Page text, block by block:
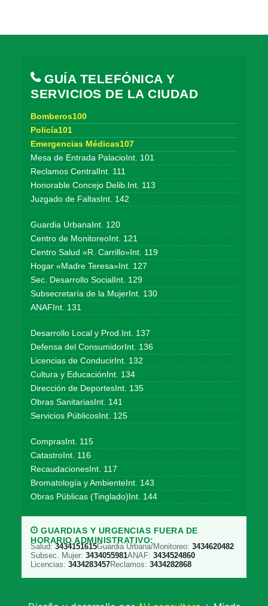
GUÍA TELEFÓNICA Y
SERVICIOS DE LA CIUDAD
Bomberos100
Policía101
Emergencias Médicas107
Mesa de Entrada PalacioInt. 101
Reclamos CentralInt. 111
Honorable Concejo Delib.Int. 113
Juzgado de FaltasInt. 142
Guardia UrbanaInt. 120
Centro de MonitoreoInt. 121
Centro Salud «R. Carrillo»Int. 119
Hogar «Madre Teresa»Int. 127
Sec. Desarrollo SocialInt. 129
Subsecretaría de la MujerInt. 130
ANAFInt. 131
Desarrollo Local y Prod.Int. 137
Defensa del ConsumidorInt. 136
Licencias de ConducirInt. 132
Cultura y EducaciónInt. 134
Dirección de DeportesInt. 135
Obras SanitariasInt. 141
Servicios PúblicosInt. 125
ComprasInt. 115
CatastroInt. 116
RecaudacionesInt. 117
Bromatología y AmbienteInt. 143
Obras Públicas (Tinglado)Int. 144
GUARDIAS Y URGENCIAS FUERA DE
HORARIO ADMINISTRATIVO:
Salud: 3434151615Guardia Urbana/Monitoreo: 3434620482
Subsec. Mujer: 3434055981ANAF: 3434524860
Licencias: 3434283457Reclamos: 3434282868